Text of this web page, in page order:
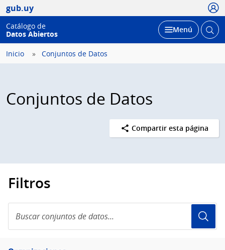
gub.uy
Catálogo de
Datos Abiertos
Desplegar
Menú Abrir
Inicio Conjuntos de Datos
Conjuntos de Datos
Compartir esta página
Filtros
conjuntos
de
Filtro